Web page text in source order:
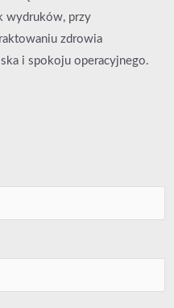
wydruków, przy
zdrowia
i spokoju operacyjnego.